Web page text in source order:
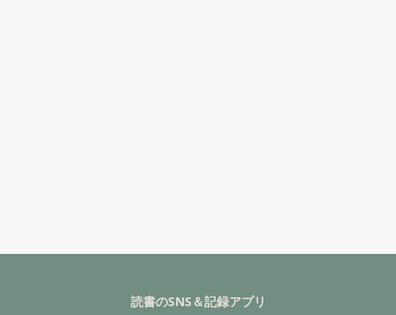
読書のSNS＆記録アプリ